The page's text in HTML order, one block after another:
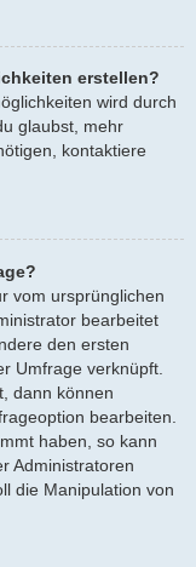
erstellen?
wird durch
glaubst, mehr
kontaktiere
vom ursprünglichen
bearbeitet
den ersten
Umfrage verknüpft.
dann können
bearbeiten.
haben, so kann
Administratoren
die Manipulation von